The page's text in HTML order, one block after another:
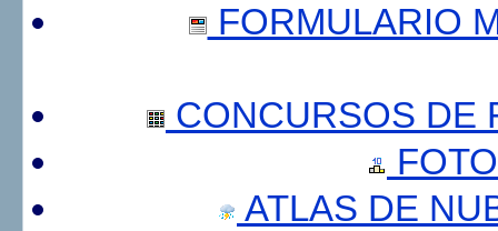
FORMULARIO
CONCURSOS DE
ATLAS DE